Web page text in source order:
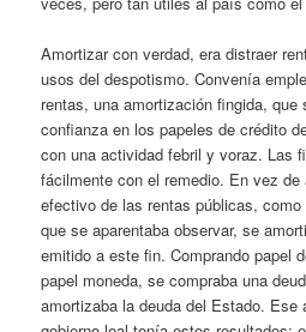
Amortizar con verdad, era distraer
usos del despotismo. Convenía
rentas, una amortización fingida,
confianza en los papeles de crédito
con una actividad febril y voraz. Las
fácilmente con el remedio. En vez
efectivo de las rentas públicas,
que se aparentaba observar, se
emitido a este fin. Comprando papel
papel moneda, se compraba una
amortizaba la deuda del Estado. Ese